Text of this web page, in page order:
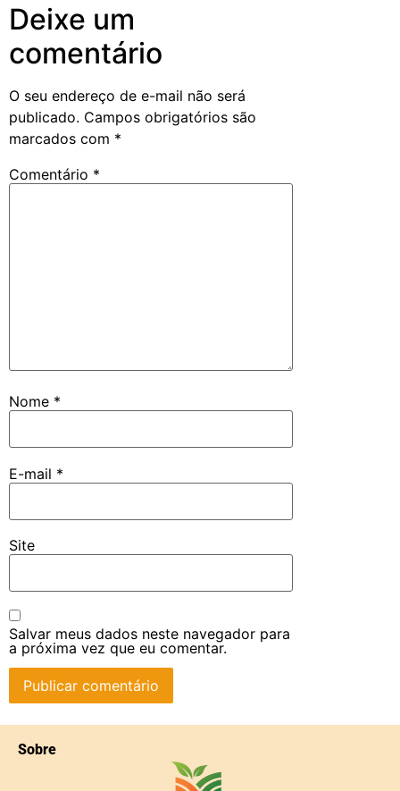
Deixe um
comentário
O seu endereço de e-mail não será
publicado. Campos obrigatórios são
marcados com *
Comentário *
Nome *
E-mail *
Site
Salvar meus dados neste navegador para
a próxima vez que eu comentar.
Sobre